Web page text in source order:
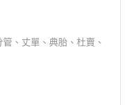
、丈單、典胎、杜賣、